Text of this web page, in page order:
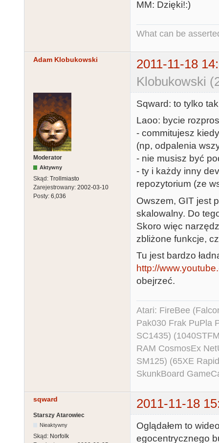
MM: Dzięki!:)
What can be
Adam Klobukowski
2011-11-18
Klobukowski
Moderator
Aktywny
Skąd: Trollmiasto
Zarejestrowany: 2002-03-10
Posty: 6,036
Sqward: to tylko
Laoo: bycie
- commitujesz
(np, odpalenia
- nie musisz być
- ty i każdy inny
repozytorium (ze
Owszem, GIT jest
skalowalny. Do
Skoro więc
zbliżone funkcje,
Tu jest bardzo
http://
obejrzeć.
Atari: FireBee
Pak030 Frak PuPla
SC1435)
RAM CosmosEx
SM125) (65XE
SkunkBoard
sqward 2011-11-18
Starszy Atarowiec
Nieaktywny
Skąd: Norfolk
Oglądałem to
egocentrycznego